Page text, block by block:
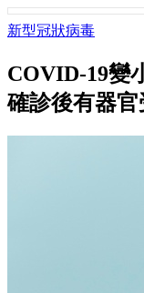
新型冠狀病毒
COVID-19變
確診後有器官